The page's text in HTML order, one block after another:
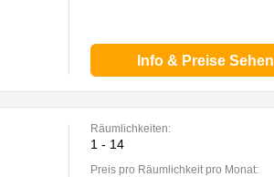
Info & Preise Sehen
Räumlichkeiten:
1 - 14
Preis pro Räumlichkeit pro Monat: